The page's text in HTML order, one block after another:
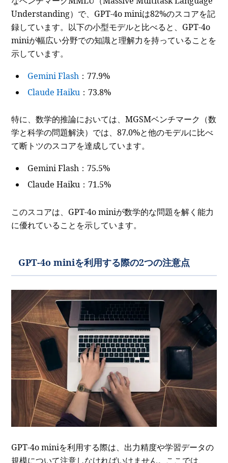
Understanding）で、GPT-4o miniは82%のスコアを記
録しています。以下の小型モデルと比べると、GPT-4o
miniが幅広い分野での知識と理解力を持っていることを
示しています。
Gemini Flash ：77.9%
Claude Haiku ：73.8%
特に、数学的推論においては、MGSMベンチマーク（数
学と科学の問題解決）では、87.0%と他のモデルに比べ
て断トツのスコアを達成しています。
Gemini Flash：75.5%
Claude Haiku：71.5%
このスコアは、GPT-4o miniが数学的な問題を解く能力
に優れていることを示しています。
GPT-4o miniを利用する際の2つの注意点
GPT-4o miniを利用する際は、出力精度や学習データの
規模について注意しなければいけません。ここでは、